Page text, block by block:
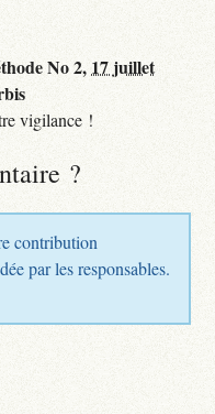
No 2, 17 juillet
vigilance !
?
contribution
par les responsables.